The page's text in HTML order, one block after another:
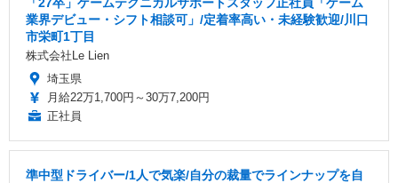
業界デビュー・シフト相談可」/定着率高い・未経験歓迎/川口
市栄町1丁目
株式会社Le Lien
埼玉県
月給22万1,700円～30万7,200円
正社員
準中型ドライバー/1人で気楽/自分の裁量でラインナップを自